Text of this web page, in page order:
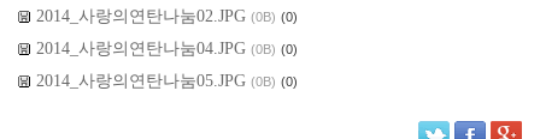
2014_사랑의연탄나눔02.JPG (0B) (0)
2014_사랑의연탄나눔04.JPG (0B) (0)
2014_사랑의연탄나눔05.JPG (0B) (0)